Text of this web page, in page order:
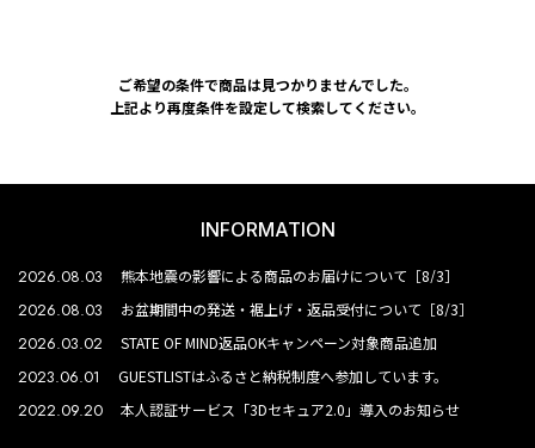
ご希望の条件で商品は見つかりませんでした。
上記より再度条件を設定して検索してください。
INFORMATION
2026.08.03 熊本地震の影響による商品のお届けについて［8/3］
2026.08.03 お盆期間中の発送・裾上げ・返品受付について［8/3］
2026.03.02 STATE OF MIND返品OKキャンペーン対象商品追加
2023.06.01 GUESTLISTはふるさと納税制度へ参加しています。
2022.09.20 本人認証サービス「3Dセキュア2.0」導入のお知らせ